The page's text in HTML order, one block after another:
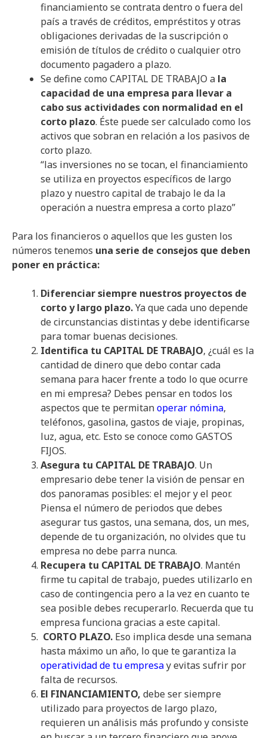
financiamiento se contrata dentro o fuera del
país a través de créditos, empréstitos y otras
obligaciones derivadas de la suscripción o
emisión de títulos de crédito o cualquier otro
documento pagadero a plazo.
Se define como CAPITAL DE TRABAJO a la
capacidad de una empresa para llevar a
cabo sus actividades con normalidad en el
corto plazo. Éste puede ser calculado como los
activos que sobran en relación a los pasivos de
corto plazo.
“las inversiones no se tocan, el financiamiento
se utiliza en proyectos específicos de largo
plazo y nuestro capital de trabajo le da la
operación a nuestra empresa a corto plazo”
Para los financieros o aquellos que les gusten los
números tenemos una serie de consejos que deben
poner en práctica:
Diferenciar siempre nuestros proyectos de
corto y largo plazo.Ya que cada uno depende
de circunstancias distintas y debe identificarse
para tomar buenas decisiones.
Identifica tu CAPITAL DE TRABAJO, ¿cuál es la
cantidad de dinero que debo contar cada
semana para hacer frente a todo lo que ocurre
en mi empresa? Debes pensar en todos los
aspectos que te permitanoperar nómina,
teléfonos, gasolina, gastos de viaje, propinas,
luz, agua, etc. Esto se conoce como GASTOS
FIJOS.
Asegura tu CAPITAL DE TRABAJO. Un
empresario debe tener la visión de pensar en
dos panoramas posibles: el mejor y el peor.
Piensa el número de periodos que debes
asegurar tus gastos, una semana, dos, un mes,
depende de tu organización, no olvides que tu
empresa no debe parra nunca.
Recupera tu CAPITAL DE TRABAJO. Mantén
firme tu capital de trabajo, puedes utilizarlo en
caso de contingencia pero a la vez en cuanto te
sea posible debes recuperarlo. Recuerda que tu
empresa funciona gracias a este capital.
CORTO PLAZO. Eso implica desde una semana
hasta máximo un año, lo que te garantiza la
operatividad de tu empresay evitas sufrir por
falta de recursos.
El FINANCIAMIENTO, debe ser siempre
utilizado para proyectos de largo plazo,
requieren un análisis más profundo y consiste